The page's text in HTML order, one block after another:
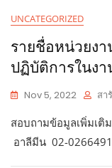
UNCATEGORIZED
รายชื่อหน่วยง
ปฏิบัติการในง
Nov 5, 2022 สา
สอบถามข้อมูลเพิ่มเ
อาลีมีน 02-